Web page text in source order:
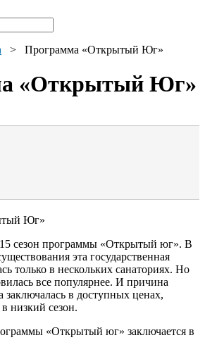
> Программа «Открытый Юг»
«Открытый Юг»
15 сезон программы «Открытый юг». В
эта государственная
только в нескольких санаториях. Но
все популярнее. И причина
заключалась в доступных ценах,
низкий сезон.
«Открытый юг» заключается в